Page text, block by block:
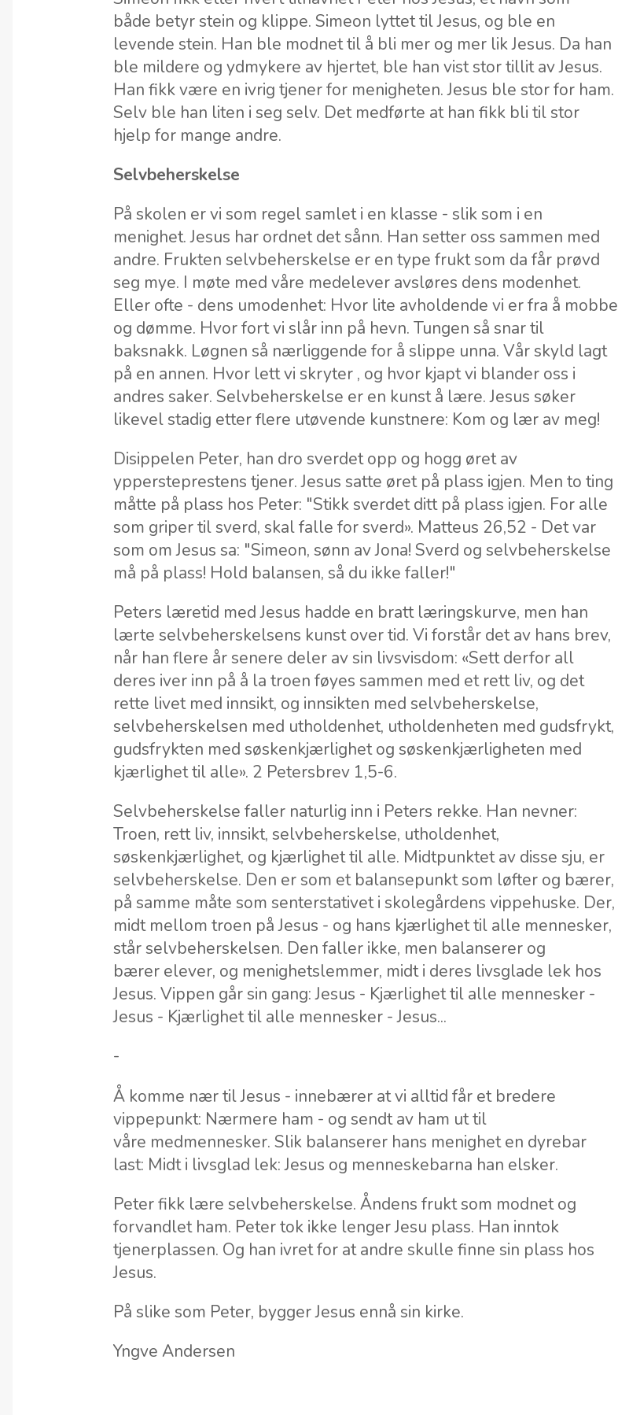
både betyr stein og klippe. Simeon lyttet til Jesus, og ble en
levende stein. Han ble modnet til å bli mer og mer lik Jesus. Da han
ble mildere og ydmykere av hjertet, ble han vist stor tillit av Jesus.
Han fikk være en ivrig tjener for menigheten. Jesus ble stor for ham.
Selv ble han liten i seg selv. Det medførte at han fikk bli til stor
hjelp for mange andre.
Selvbeherskelse
På skolen er vi som regel samlet i en klasse - slik som i en
menighet. Jesus har ordnet det sånn. Han setter oss sammen med
andre. Frukten selvbeherskelse er en type frukt som da får prøvd
seg mye. I møte med våre medelever avsløres dens modenhet.
Eller ofte - dens umodenhet: Hvor lite avholdende vi er fra å mobbe
og dømme. Hvor fort vi slår inn på hevn. Tungen så snar til
baksnakk. Løgnen så nærliggende for å slippe unna. Vår skyld lagt
på en annen. Hvor lett vi skryter , og hvor kjapt vi blander oss i
andres saker. Selvbeherskelse er en kunst å lære. Jesus søker
likevel stadig etter flere utøvende kunstnere: Kom og lær av meg!
Disippelen Peter, han dro sverdet opp og hogg øret av
yppersteprestens tjener. Jesus satte øret på plass igjen. Men to ting
måtte på plass hos Peter: "Stikk sverdet ditt på plass igjen. For alle
som griper til sverd, skal falle for sverd». Matteus 26,52 - Det var
som om Jesus sa: "Simeon, sønn av Jona! Sverd og selvbeherskelse
må på plass! Hold balansen, så du ikke faller!"
Peters læretid med Jesus hadde en bratt læringskurve, men han
lærte selvbeherskelsens kunst over tid. Vi forstår det av hans brev,
når han flere år senere deler av sin livsvisdom: «Sett derfor all
deres iver inn på å la troen føyes sammen med et rett liv, og det
rette livet med innsikt, og innsikten med selvbeherskelse,
selvbeherskelsen med utholdenhet, utholdenheten med gudsfrykt,
gudsfrykten med søskenkjærlighet og søskenkjærligheten med
kjærlighet til alle». 2 Petersbrev 1,5-6.
Selvbeherskelse faller naturlig inn i Peters rekke. Han nevner:
Troen, rett liv, innsikt, selvbeherskelse, utholdenhet,
søskenkjærlighet, og kjærlighet til alle. Midtpunktet av disse sju, er
selvbeherskelse. Den er som et balansepunkt som løfter og bærer,
på samme måte som senterstativet i skolegårdens vippehuske. Der,
midt mellom troen på Jesus - og hans kjærlighet til alle mennesker,
står selvbeherskelsen. Den faller ikke, men balanserer og
bærer elever, og menighetslemmer, midt i deres livsglade lek hos
Jesus. Vippen går sin gang: Jesus - Kjærlighet til alle mennesker -
Jesus - Kjærlighet til alle mennesker - Jesus...
-
Å komme nær til Jesus - innebærer at vi alltid får et bredere
vippepunkt: Nærmere ham - og sendt av ham ut til
våre medmennesker. Slik balanserer hans menighet en dyrebar
last: Midt i livsglad lek: Jesus og menneskebarna han elsker.
Peter fikk lære selvbeherskelse. Åndens frukt som modnet og
forvandlet ham. Peter tok ikke lenger Jesu plass. Han inntok
tjenerplassen. Og han ivret for at andre skulle finne sin plass hos
Jesus.
På slike som Peter, bygger Jesus ennå sin kirke.
Yngve Andersen